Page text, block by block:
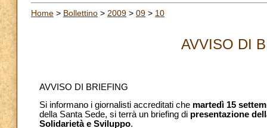
Home > Bollettino > 2009 > 09 > 10
AVVISO DI
AVVISO DI BRIEFING
Si informano i giornalisti accreditati che martedì 15
della Santa Sede, si terrà un briefing di presentazione
Solidarietà e Sviluppo.